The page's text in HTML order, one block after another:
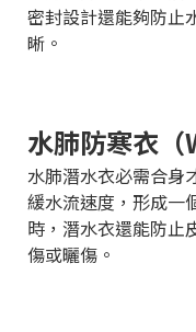
密封設計還能夠防止
晰。
水肺防寒衣（
水肺潛水衣必需合身
緩水流速度，形成一
時，潛水衣還能防止
傷或曬傷。